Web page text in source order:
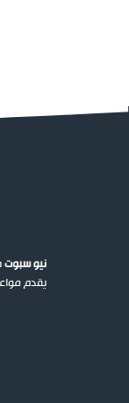
نيو سبوت
يقدم